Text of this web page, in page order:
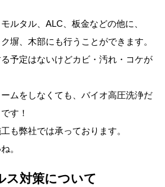
ルタル、ALC、板金などの他に、
塀、木部にも行うことができます。
る予定はないけどカビ・汚れ・コケが
ムをしなくても、バイオ高圧洗浄だ
す！
も弊社では承っております。
。
ス対策について